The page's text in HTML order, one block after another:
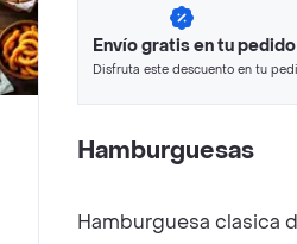
Envío gratis en tu pedido
Disfruta este descuento en tu
Hamburguesas
Hamburguesa clasica